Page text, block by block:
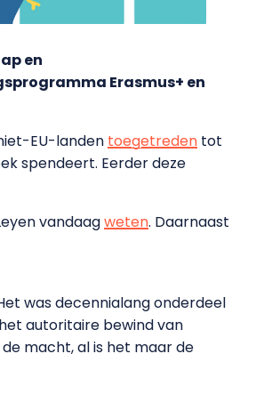
en
Erasmus+ en
EU-landen toegetreden tot
spendeert. Eerder deze
vandaagweten. Daarnaast
was decennialang onderdeel
autoritaire bewind van
macht, al is het maar de